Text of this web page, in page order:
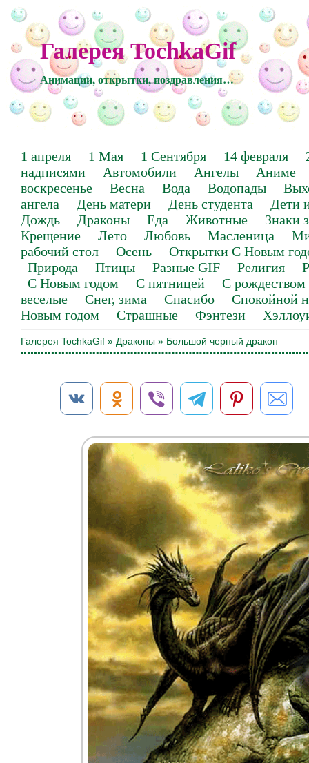
Галерея TochkaGif
Анимации, открытки, поздравления…
1 апреля 1 Мая 1 Сентября 14 февраля
надписями
Автомобили Ангелы
Аниме
воскресенье
Весна Вода Водопады
ангела
День матери День студента
Дети
Дождь
Драконы Еда Животные
Знаки
Крещение
Лето Любовь Масленица
рабочий стол
Осень
Открытки С Новым
Природа
Птицы Разные GIF Религия
С Новым годом
С пятницей
С рождеством
веселые
Снег, зима Спасибо
Спокойной
Новым годом
Страшные Фэнтези
Галерея TochkaGif » Драконы » Большой черный дракон